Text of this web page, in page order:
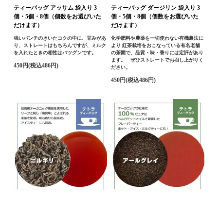
ティーバッグ アッサム 袋入り 3
個・5個・8個（個数をお選びいた
だけます）
強いパンチのきいたコクの中に、甘みがあ
り、ストレートはもちろんですが、ミルク
を入れたときの相性はバツグンです。
450円(税込486円)
ティーバッグ ダージリン 袋入り 3
個・5個・8個（個数をお選びいた
だけます）
化学肥料や農薬を一切使わない有機農法に
より 紅茶栽培をおこなっている有名老舗
の茶園で、品質・味・香りには定評があり
ます。 ぜひストレートでお召し上がりく
ださい。
450円(税込486円)